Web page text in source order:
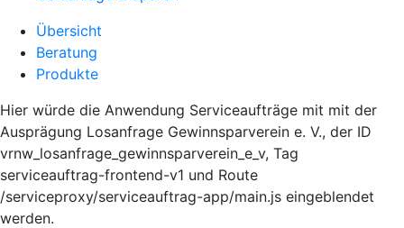
Übersicht
Beratung
Produkte
Hier würde die Anwendung Serviceaufträge mit mit der
Ausprägung Losanfrage Gewinnsparverein e. V., der ID
vrnw_losanfrage_gewinnsparverein_e_v, Tag
serviceauftrag-frontend-v1 und Route
/serviceproxy/serviceauftrag-app/main.js eingeblendet
werden.